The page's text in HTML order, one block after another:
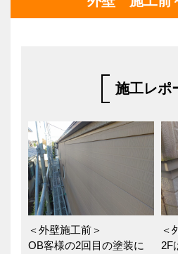
施工レポ
＜外壁施工前＞
OB客様の2回目の塗装に
＜
2F